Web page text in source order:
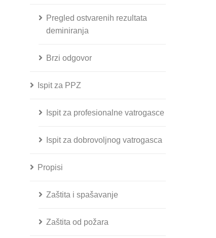
Pregled ostvarenih rezultata
deminiranja
Brzi odgovor
Ispit za PPZ
Ispit za profesionalne vatrogasce
Ispit za dobrovoljnog vatrogasca
Propisi
Zaštita i spašavanje
Zaštita od požara